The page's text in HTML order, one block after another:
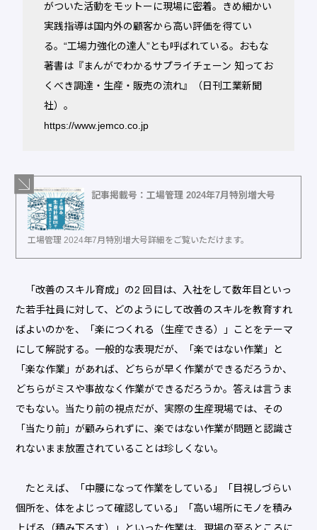
がついた活動をモットーに現場に密着。きめ細かい
実践指導は国内外の顧客から高い評価を得てい
る。“工場力強化の達人”とも呼ばれている。おもな
著書は『まんがでわかるサプライチェーン 知ってお
くべき調達・生産・販売の流れ』（日刊工業新聞
社）。
https://www.jemco.co.jp
記事掲載号：工場管理 2024年7月特別増大号
工場管理 2024年7月特別増大号詳細をご覧いただけます。
「改善のスキル育成」の2 回目は、入社をして数年目といっ
た若手社員に対して、どのようにして改善のスキルを教育すれ
ばよいのかを、「楽につくれる（生産できる）」ことをテーマ
にして解説する。一般的な表現だが、「楽ではない作業」と
「楽な作業」があれば、どちらが早く作業ができるだろうか、
どちらがミスや事故なく作業ができるだろうか。答えは言うま
でもない。当たり前の視点だが、実際の生産現場では、その
「当たり前」が顧みられずに、楽ではない作業が問題と認識さ
れないまま放置されていることは珍しくない。
たとえば、「中腰になって作業をしている」「目視しづらい
個所を、体をよじって確認している」「高い場所にモノを積み